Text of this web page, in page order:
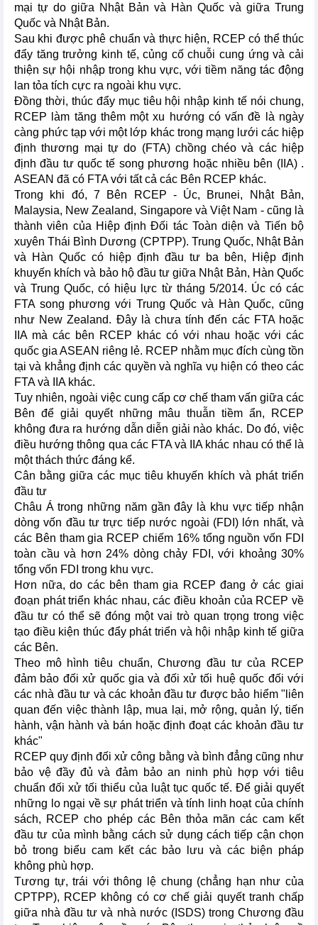
mại tự do giữa Nhật Bản và Hàn Quốc và giữa Trung
Quốc và Nhật Bản.
Sau khi được phê chuẩn và thực hiện, RCEP có thể thúc
đẩy tăng trưởng kinh tế, củng cố chuỗi cung ứng và cải
thiện sự hội nhập trong khu vực, với tiềm năng tác động
lan tỏa tích cực ra ngoài khu vực.
Đồng thời, thúc đẩy mục tiêu hội nhập kinh tế nói chung,
RCEP làm tăng thêm một xu hướng có vấn đề là ngày
càng phức tạp với một lớp khác trong mạng lưới các hiệp
định thương mại tự do (FTA) chồng chéo và các hiệp
định đầu tư quốc tế song phương hoặc nhiều bên (IIA) .
ASEAN đã có FTA với tất cả các Bên RCEP khác.
Trong khi đó, 7 Bên RCEP - Úc, Brunei, Nhật Bản,
Malaysia, New Zealand, Singapore và Việt Nam - cũng là
thành viên của Hiệp định Đối tác Toàn diện và Tiến bộ
xuyên Thái Bình Dương (CPTPP). Trung Quốc, Nhật Bản
và Hàn Quốc có hiệp định đầu tư ba bên, Hiệp định
khuyến khích và bảo hộ đầu tư giữa Nhật Bản, Hàn Quốc
và Trung Quốc, có hiệu lực từ tháng 5/2014. Úc có các
FTA song phương với Trung Quốc và Hàn Quốc, cũng
như New Zealand. Đây là chưa tính đến các FTA hoặc
IIA mà các bên RCEP khác có với nhau hoặc với các
quốc gia ASEAN riêng lẻ. RCEP nhằm mục đích cùng tồn
tại và khẳng định các quyền và nghĩa vụ hiện có theo các
FTA và IIA khác.
Tuy nhiên, ngoài việc cung cấp cơ chế tham vấn giữa các
Bên để giải quyết những mâu thuẫn tiềm ẩn, RCEP
không đưa ra hướng dẫn diễn giải nào khác. Do đó, việc
điều hướng thông qua các FTA và IIA khác nhau có thể là
một thách thức đáng kể.
Cân bằng giữa các mục tiêu khuyến khích và phát triển
đầu tư
Châu Á trong những năm gần đây là khu vực tiếp nhận
dòng vốn đầu tư trực tiếp nước ngoài (FDI) lớn nhất, và
các Bên tham gia RCEP chiếm 16% tổng nguồn vốn FDI
toàn cầu và hơn 24% dòng chảy FDI, với khoảng 30%
tổng vốn FDI trong khu vực.
Hơn nữa, do các bên tham gia RCEP đang ở các giai
đoạn phát triển khác nhau, các điều khoản của RCEP về
đầu tư có thể sẽ đóng một vai trò quan trọng trong việc
tạo điều kiện thúc đẩy phát triển và hội nhập kinh tế giữa
các Bên.
Theo mô hình tiêu chuẩn, Chương đầu tư của RCEP
đảm bảo đối xử quốc gia và đối xử tối huệ quốc đối với
các nhà đầu tư và các khoản đầu tư được bảo hiểm "liên
quan đến việc thành lập, mua lại, mở rộng, quản lý, tiến
hành, vận hành và bán hoặc định đoạt các khoản đầu tư
khác"
RCEP quy định đối xử công bằng và bình đẳng cũng như
bảo vệ đầy đủ và đảm bảo an ninh phù hợp với tiêu
chuẩn đối xử tối thiểu của luật tục quốc tế. Để giải quyết
những lo ngại về sự phát triển và tính linh hoạt của chính
sách, RCEP cho phép các Bên thỏa mãn các cam kết
đầu tư của mình bằng cách sử dụng cách tiếp cận chọn
bỏ trong biểu cam kết các bảo lưu và các biện pháp
không phù hợp.
Tương tự, trái với thông lệ chung (chẳng hạn như của
CPTPP), RCEP không có cơ chế giải quyết tranh chấp
giữa nhà đầu tư và nhà nước (ISDS) trong Chương đầu